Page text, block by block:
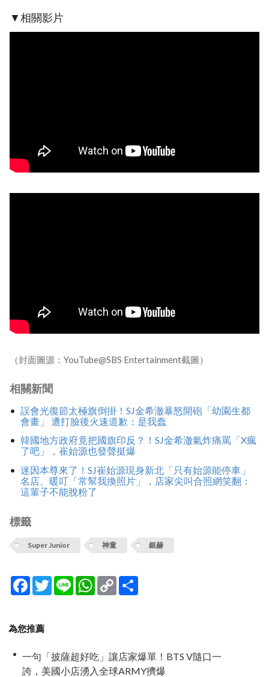
▼相關影片
（封面圖源：YouTube@SBS Entertainment截圖）
相關新聞
誤會光復節太極旗倒掛！SJ金希澈暴怒開砲「幼園生都
會畫」 遭打臉後火速道歉：是我蠢
韓國地方政府竟把國旗印反？！SJ金希澈氣炸痛罵「X瘋
了吧」，崔始源也發聲挺爆
迷因本尊來了！SJ崔始源現身新北「只有始源能停車」
名店、暖叮「常幫我換照片」，店家尖叫合照網笑翻：
這輩子不能脫粉了
標籤
Super Junior 神童 銀赫
Facebook
TwitterLine WhatsApp
Copy
Link
為您推薦
一句「披薩超好吃」讓店家爆單！BTS V隨口一
誇，美國小店湧入全球ARMY擠爆